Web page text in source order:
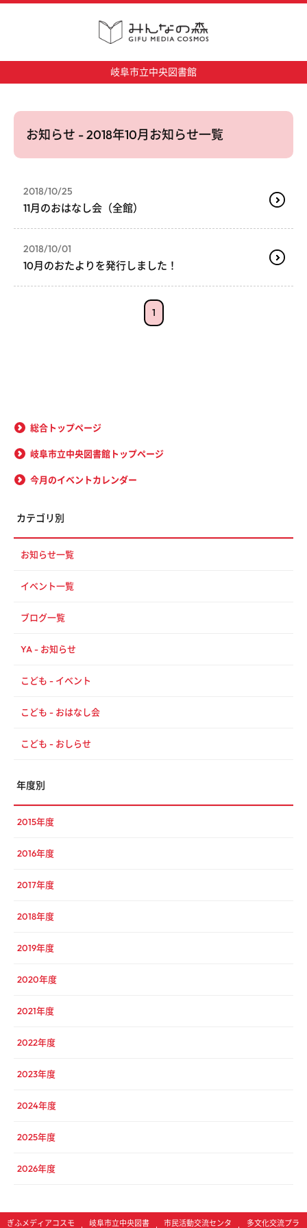
岐阜市立中央図書館
お知らせ - 2018年10月お知らせ一覧
2018/10/25
11月のおはなし会（全館）
2018/10/01
10月のおたよりを発行しました！
1
総合トップページ
岐阜市立中央図書館トップページ
今月のイベントカレンダー
カテゴリ別
お知らせ一覧
イベント一覧
ブログ一覧
YA - お知らせ
こども - イベント
こども - おはなし会
こども - おしらせ
年度別
2015年度
2016年度
2017年度
2018年度
2019年度
2020年度
2021年度
2022年度
2023年度
2024年度
2025年度
2026年度
ぎふメディアコスモ 岐阜市立中央図書 市民活動交流センタ 多文化交流プラ